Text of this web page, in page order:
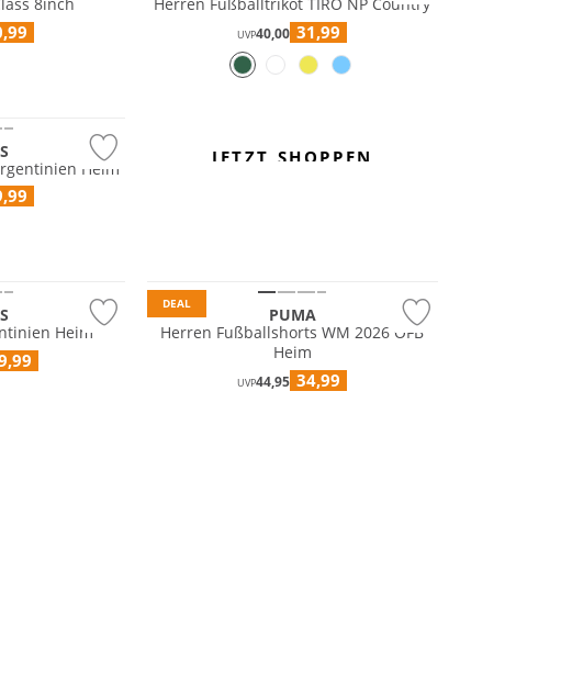
UVP40,00 31,99
Heim
JETZT SHOPPEN
Heim
DEAL
PUMA
Herren Fußballshorts WM 2026 ÖFB
Heim
UVP44,95 34,99